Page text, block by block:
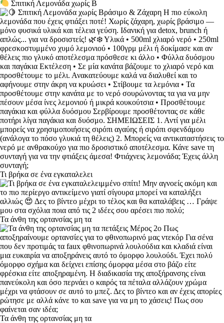
Σπιτική Λεμονάδα χωρίς Β
Τι βρήκα σε ένα εγκαταλελει
Τα άνθη της ορτανσίας μη τα
Τα άνθη της ορτανσίας μη τα